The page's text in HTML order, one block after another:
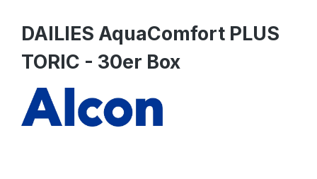
DAILIES AquaComfort PLUS
TORIC - 30er Box